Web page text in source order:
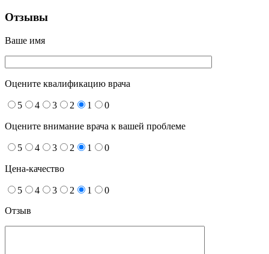
Отзывы
Ваше имя
Оцените квалификацию врача
5 4 3 2 1 0
Оцените внимание врача к вашей проблеме
5 4 3 2 1 0
Цена-качество
5 4 3 2 1
0
Отзыв